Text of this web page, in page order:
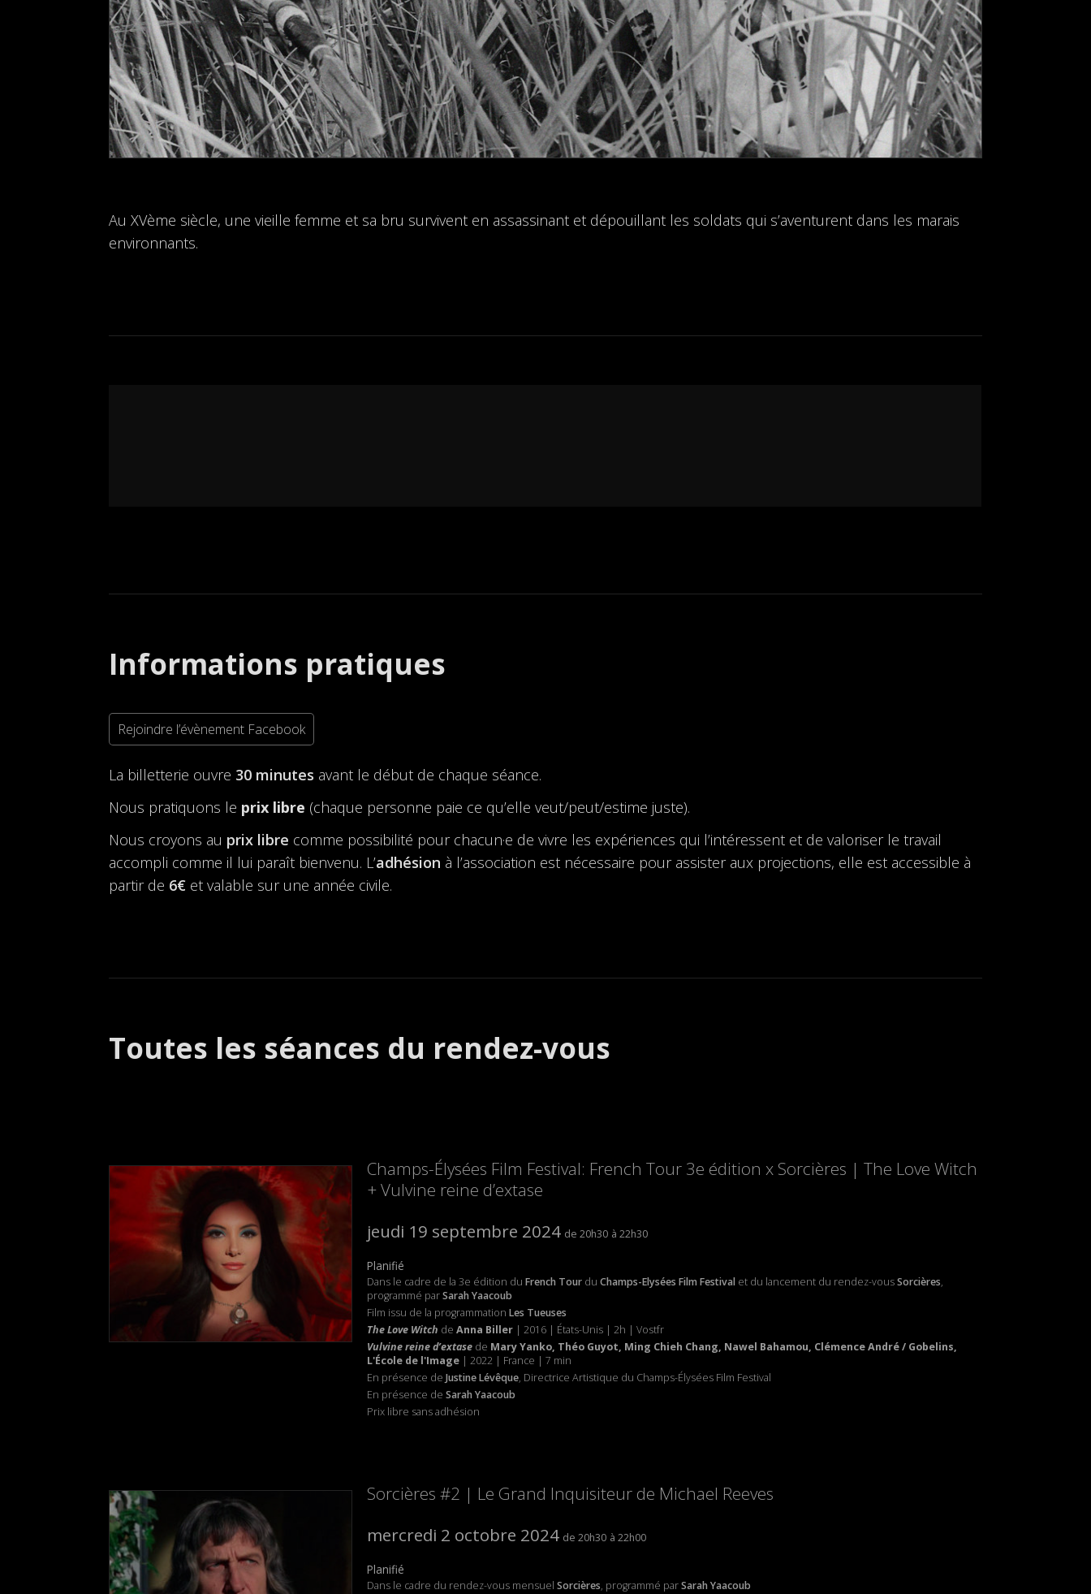
Au XVème siècle, une vieille femme et sa bru survivent en assassinant et dépouillant les soldats qui s’aventurent dans les marais
environnants.
Informations pratiques
Rejoindre l’évènement Facebook
La billetterie ouvre 30 minutes avant le début de chaque séance.
Nous pratiquons le prix libre (chaque personne paie ce qu’elle veut/peut/estime juste).
Nous croyons au prix libre comme possibilité pour chacun·e de vivre les expériences qui l’intéressent et de valoriser le travail
accompli comme il lui paraît bienvenu. L’adhésion à l’association est nécessaire pour assister aux projections, elle est accessible à
partir de 6€ et valable sur une année civile.
Toutes les séances du rendez-vous
Champs-Élysées Film Festival: French Tour 3e édition x Sorcières | The Love Witch
+ Vulvine reine d’extase
jeudi 19 septembre 2024
20h30 22h30
Planifié
Dans le cadre de la 3e édition du French Tour du Champs-Elysées Film Festivalet du lancement du rendez-vousSorcières,
programmé parSarah Yaacoub
Film issu de la programmation Les Tueuses
The Love Witch de Anna Biller| 2016 | États-Unis | 2h | Vostfr
Vulvine reine d’extasede Mary Yanko, Théo Guyot, Ming Chieh Chang, Nawel Bahamou, Clémence André / Gobelins,
L'École de l'Image| 2022 | France | 7 min
En présence de Justine Lévêque, Directrice Artistique du Champs-Élysées Film Festival
En présence de Sarah Yaacoub
Prix libre sans adhésion
Sorcières #2 | Le Grand Inquisiteur de Michael Reeves
mercredi 2 octobre 2024
20h30 22h00
Planifié
Dans le cadre du rendez-vous mensuel Sorcières, programmé parSarah Yaacoub